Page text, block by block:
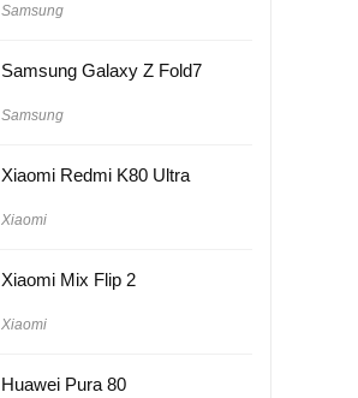
Samsung
Samsung Galaxy Z Fold7
Samsung
Xiaomi Redmi K80 Ultra
Xiaomi
Xiaomi Mix Flip 2
Xiaomi
Huawei Pura 80